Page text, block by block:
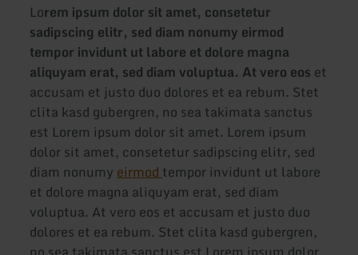
Lorem ipsum dolor sit amet, consetetur
sadipscing elitr, sed diam nonumy eirmod
tempor invidunt ut labore et dolore magna
aliquyam erat, sed diam voluptua. At vero eos et
accusam et justo duo dolores et ea rebum. Stet
clita kasd gubergren, no sea takimata sanctus
est Lorem ipsum dolor sit amet. Lorem ipsum
dolor sit amet, consetetur sadipscing elitr, sed
diam nonumy eirmod tempor invidunt ut labore
et dolore magna aliquyam erat, sed diam
voluptua. At vero eos et accusam et justo duo
dolores et ea rebum. Stet clita kasd gubergren,